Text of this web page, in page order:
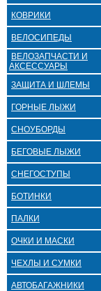
КОВРИКИ
ВЕЛОСИПЕДЫ
ВЕЛОЗАПЧАСТИ И
АКСЕССУАРЫ
ЗАЩИТА И ШЛЕМЫ
ГОРНЫЕ ЛЫЖИ
СНОУБОРДЫ
БЕГОВЫЕ ЛЫЖИ
СНЕГОСТУПЫ
БОТИНКИ
ПАЛКИ
ОЧКИ И МАСКИ
ЧЕХЛЫ И СУМКИ
АВТОБАГАЖНИКИ